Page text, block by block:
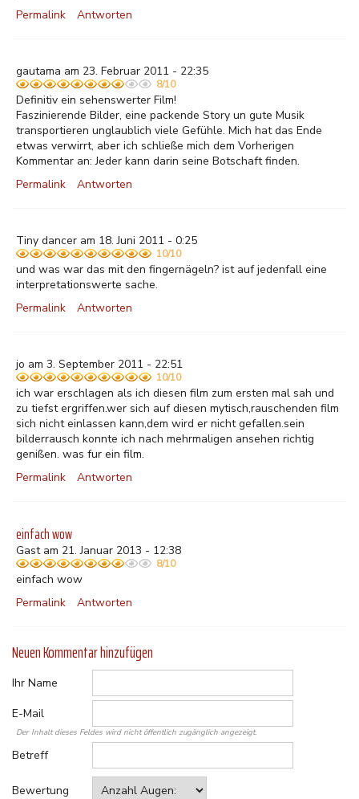
Permalink
Antworten
gautama am 23. Februar 2011 - 22:35
8/10
Definitiv ein sehenswerter Film!
Faszinierende Bilder, eine packende Story un gute Musik
transportieren unglaublich viele Gefühle. Mich hat das Ende
etwas verwirrt, aber ich schließe mich dem Vorherigen
Kommentar an: Jeder kann darin seine Botschaft finden.
Permalink
Antworten
Tiny dancer am 18. Juni 2011 - 0:25
10/10
und was war das mit den fingernägeln? ist auf jedenfall eine
interpretationswerte sache.
Permalink
Antworten
jo am 3. September 2011 - 22:51
10/10
ich war erschlagen als ich diesen film zum ersten mal sah und
zu tiefst ergriffen.wer sich auf diesen mytisch,rauschenden film
sich nicht einlassen kann,dem wird er nicht gefallen.sein
bilderrausch konnte ich nach mehrmaligen ansehen richtig
genißen. was fur ein film.
Permalink
Antworten
einfach wow
Gast am 21. Januar 2013 - 12:38
8/10
einfach wow
Permalink
Antworten
Neuen Kommentar hinzufügen
Ihr Name
E-Mail
Der Inhalt dieses Feldes wird nicht öffentlich zugänglich angezeigt.
Betreff
Bewertung